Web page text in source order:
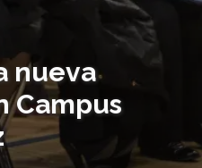
nueva
Campus